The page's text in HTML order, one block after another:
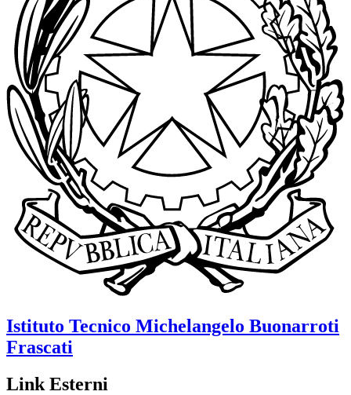
Istituto Tecnico Michelangelo Buonarroti
Frascati
Link Esterni